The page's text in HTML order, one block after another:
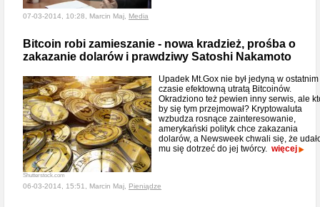
07-03-2014, 10:28, Marcin Maj, Media
Bitcoin robi zamieszanie - nowa kradzież, prośba o
zakazanie dolarów i prawdziwy Satoshi Nakamoto
Shutterstock.com
Upadek Mt.Gox nie był jedyną w ostatnim
czasie efektowną utratą Bitcoinów.
Okradziono też pewien inny serwis, ale
by się tym przejmował? Kryptowaluta
wzbudza rosnące zainteresowanie,
amerykański polityk chce zakazania
dolarów, a Newsweek chwali się, że
mu się dotrzeć do jej twórcy. więcej
06-03-2014, 15:51, Marcin Maj, Pieniądze